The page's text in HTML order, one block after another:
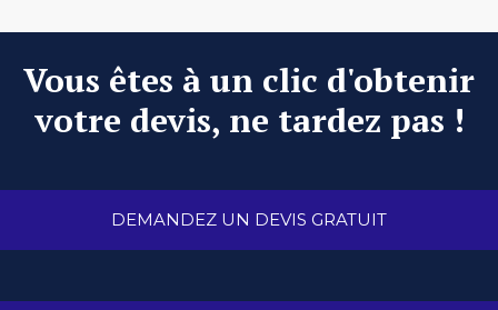
Vous êtes à un clic d'obtenir
votre devis, ne tardez pas !
DEMANDEZ UN DEVIS GRATUIT